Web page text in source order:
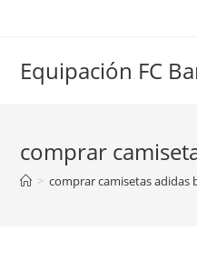
Equipación FC
comprar
> comprar camisetas adidas